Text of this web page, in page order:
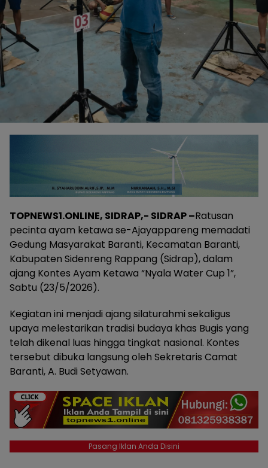
TOPNEWS1.ONLINE, SIDRAP,- SIDRAP –Ratusan
pecinta ayam ketawa se-Ajayappareng memadati
Gedung Masyarakat Baranti, Kecamatan Baranti,
Kabupaten Sidenreng Rappang (Sidrap), dalam
ajang Kontes Ayam Ketawa “Nyala Water Cup 1”,
Sabtu (23/5/2026).
Kegiatan ini menjadi ajang silaturahmi sekaligus
upaya melestarikan tradisi budaya khas Bugis yang
telah dikenal luas hingga tingkat nasional. Kontes
tersebut dibuka langsung oleh Sekretaris Camat
Baranti, A. Budi Setyawan.
Pasang Iklan Anda Disini